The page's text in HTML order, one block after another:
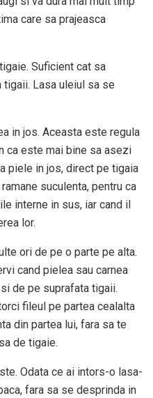
care sa prajeasca
Suficient cat sa
tigaii. Lasa uleiul sa se
in jos. Aceasta este regula
ca este mai bine sa asezi
piele in jos, direct pe tigaia
suculenta, pentru ca
interne in sus, iar cand il
lor.
ori de pe o parte pe alta.
cand pielea sau carnea
de pe suprafata tigaii.
fileul pe partea cealalta
din partea lui, fara sa te
de tigaie.
Odata ce ai intors-o lasa-
fara sa se desprinda in